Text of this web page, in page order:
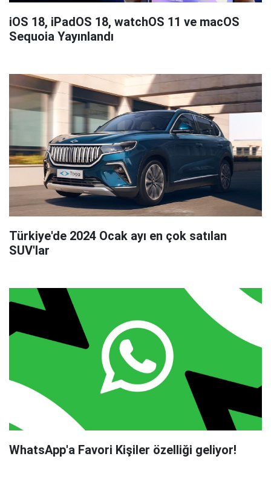
iOS 18, iPadOS 18, watchOS 11 ve macOS
Sequoia Yayınlandı
Türkiye'de 2024 Ocak ayı en çok satılan
SUV'lar
WhatsApp'a Favori Kişiler özelliği geliyor!